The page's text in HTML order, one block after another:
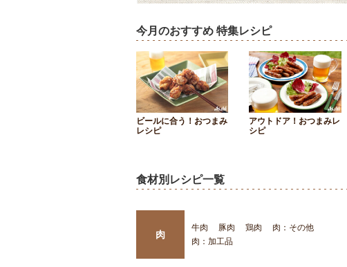
今月のおすすめ 特集レシピ
ビールに合う！おつまみ
レシピ
アウトドア！おつまみレ
シピ
食材別レシピ一覧
肉
牛肉 豚肉 鶏肉
肉：その他
肉：加工品